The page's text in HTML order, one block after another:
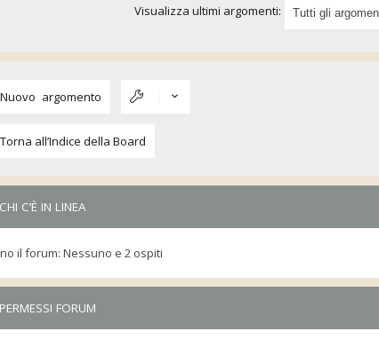
Visualizza ultimi argomenti:
Nuovo argomento
Torna all’Indice della Board
CHI C’È IN LINEA
il forum: Nessuno e 2 ospiti
PERMESSI FORUM